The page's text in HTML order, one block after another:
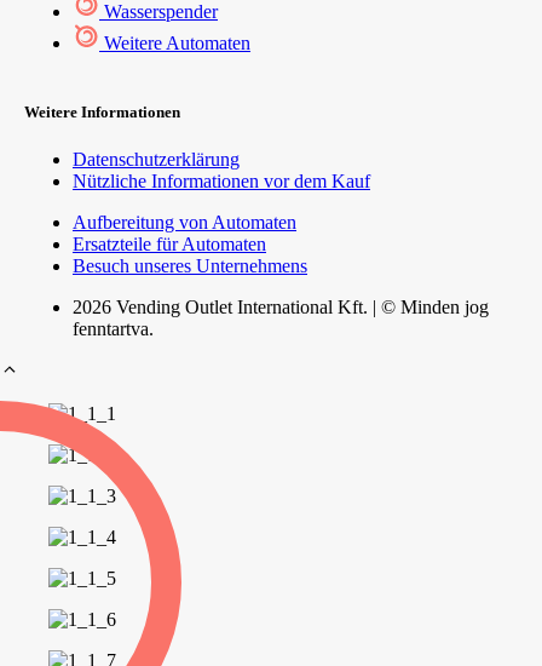
Wasserspender
Weitere Automaten
Weitere Informationen
Datenschutzerklärung
Nützliche Informationen vor dem Kauf
Aufbereitung von Automaten
Ersatzteile für Automaten
Besuch unseres Unternehmens
2026 Vending Outlet International Kft. | © Minden jog
fenntartva.